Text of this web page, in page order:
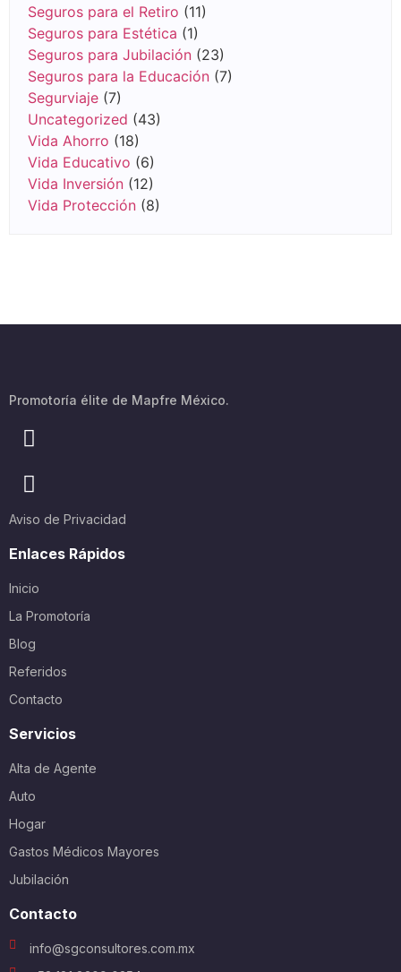
Seguros para el Retiro (11)
Seguros para Estética (1)
Seguros para Jubilación (23)
Seguros para la Educación (7)
Segurviaje (7)
Uncategorized (43)
Vida Ahorro (18)
Vida Educativo (6)
Vida Inversión (12)
Vida Protección (8)
Promotoría élite de Mapfre México.
Aviso de Privacidad
Enlaces Rápidos
Inicio
La Promotoría
Blog
Referidos
Contacto
Servicios
Alta de Agente
Auto
Hogar
Gastos Médicos Mayores
Jubilación
Contacto
info@sgconsultores.com.mx